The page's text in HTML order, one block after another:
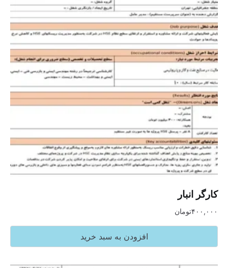
کارگر انبار
۴۰۰,۰۰۰تومان
افزودن به سبد خرید